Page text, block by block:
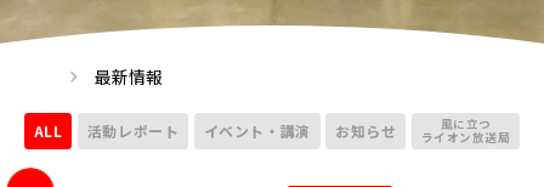
最新情報
ALL 活動レポート イベント・講演 お知らせ 風に立つ
ライオン放送局